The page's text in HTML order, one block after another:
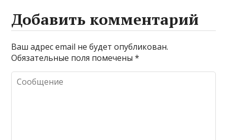
Добавить комментарий
Ваш адрес email не будет опубликован.
Обязательные поля помечены*